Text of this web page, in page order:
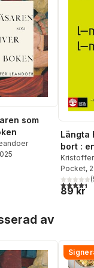
som
Totalt antal röster:
Längta
bort :
Pocket,
4,4utav (
89 kr
av